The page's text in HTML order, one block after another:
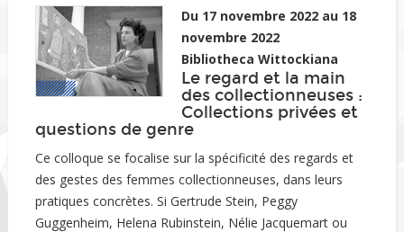
Du 17 novembre 2022 au 18
novembre 2022
Bibliotheca Wittockiana
Le regard et la main
des collectionneuses :
Collections privées et
questions de genre
Ce colloque se focalise sur la spécificité des regards et
des gestes des femmes collectionneuses, dans leurs
pratiques concrètes. Si Gertrude Stein, Peggy
Guggenheim, Helena Rubinstein, Nélie Jacquemart ou